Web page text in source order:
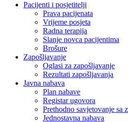
Pacijenti i posjetitelji
Prava pacijenata
Vrijeme posjeta
Radna terapija
Slanje novca pacijentima
Brošure
Zapošljavanje
Oglasi za zapošljavanje
Rezultati zapošljavanja
Javna nabava
Plan nabave
Registar ugovora
Prethodno savjetovanje sa
Jednostavna nabava